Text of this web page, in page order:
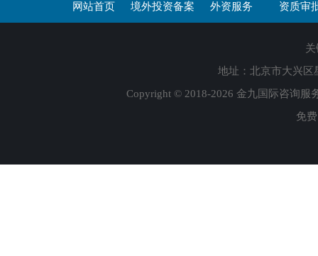
网站首页 境外投资备案 外资服务 资质审
地址：北京市大兴
Copyright © 2018-2026 金九国际咨询
免